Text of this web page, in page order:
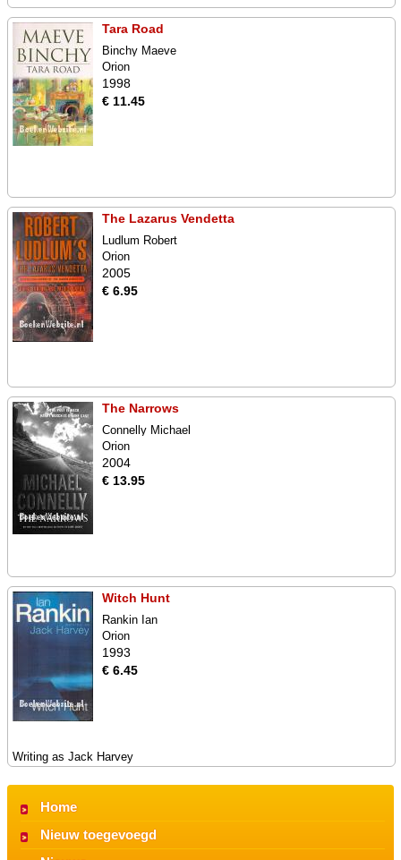
Tara Road
Binchy Maeve
Orion
1998
€ 11.45
The Lazarus Vendetta
Ludlum Robert
Orion
2005
€ 6.95
The Narrows
Connelly Michael
Orion
2004
€ 13.95
Witch Hunt
Rankin Ian
Orion
1993
€ 6.45
Writing as Jack Harvey
Home
Nieuw toegevoegd